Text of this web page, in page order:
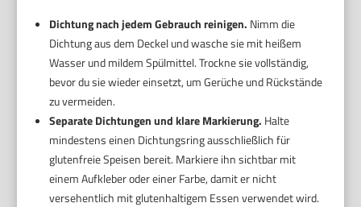
Dichtung nach jedem Gebrauch reinigen. Nimm die
Dichtung aus dem Deckel und wasche sie mit heißem
Wasser und mildem Spülmittel. Trockne sie vollständig,
bevor du sie wieder einsetzt, um Gerüche und Rückstände
zu vermeiden.
Separate Dichtungen und klare Markierung. Halte
mindestens einen Dichtungsring ausschließlich für
glutenfreie Speisen bereit. Markiere ihn sichtbar mit
einem Aufkleber oder einer Farbe, damit er nicht
versehentlich mit glutenhaltigem Essen verwendet wird.